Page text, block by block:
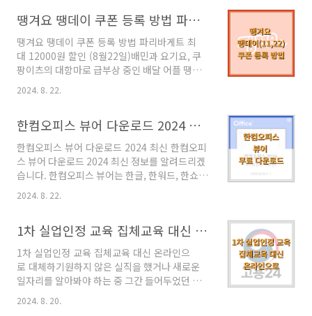
킨 감독이었습니다. 2017년과 비슷한 전력으로
2024년 시즌 1위를 독주하고 있는데요. 한국시
리즈 무패의 ..
다. 수능디데이 수능원서접수기간1. 2025 수
능디데이 수능 원서 접수 기간 수능일은 2024
년 11월 14일 목요일로 지금시간 기준 2개월22
일 남았습니다. 83일 남았기 때문에 수험생들의
마지막 체력관리와 요점정리가 매우 중요한 시기
입니다. 수능 원서 접수 기간 안내수능 원서 접수
일간입니다. 수능 원서 접수 시간은 매일 오전9
시부터 오후 5시까지 입니다. 이 기간 이..
땡겨요 땡데이 쿠폰 등록 방법 파리바게트 최대 12000원 할인 (8월22일)
땡겨요 땡데이 쿠폰 등록 방법 파리바게트 최
대 12000원 할인 (8월22일)배민과 요기요, 쿠
팡이츠의 대항마로 급부상 중인 배달 어플 땡겨
요는 매달 11일과 22일 땡데이에 할인쿠폰을 뿌
리고 있습니다. 내가 좋아하는 매장의 할인 쿠폰
용합니다. 땡겨요 땡게이 쿠폰 등록 방법 파리바
게트 최대 12000원 할인 방법에 대해서 알아보
겠습니다. 목차 1. 땡겨요 땡데이 할인쿠폰 2.
땡겨요 땡데이 쿠폰 등록 방법 (최대할인) 땡
겨요 땡데이 쿠폰 등록 방법1. 땡겨요 땡데이 할
인쿠폰 땡겨요 어플에서 지원하는 땡데이 할인쿠
체에서 할인 쿠폰을 지원해 줍니다. 이번달 11일
에는 자담치킨 할인쿠폰이, 오늘..
2024. 8. 22.
한컴오피스 뷰어 다운로드 2024 최신
한컴오피스 뷰어 다운로드 2024 최신 한컴오피
스 뷰어 다운로드 2024 최신 정보를 알려드리겠
습니다. 한컴오피스 뷰어는 한글, 한워드, 한쇼,
한셀, 한PDF 등의 문서를 읽어 올 수 있는 뷰어로
한글과 컴퓨터에서 제공하고 있는 무료 소프트웨
을 열 수 있으니 필요하신 분은 아래 내용을 참고
하시기 바랍니다. 한컴오피스 뷰어 다운로드
PC/모바일 모두 설치가 가능하며, 맥북과 윈도
우도 별도로 설치가 가능합니다.권장사항은 크
롬/엣지/웨일 브러우저 사용을 권장하고 있습니
다. 한컴오피스 뷰어 다운로드는 이곳을 클릭하
2024. 8. 22.
1차 실업인정 교육 집체교육 대신 온라인으로 대체하기
1차 실업인정 교육 집체교육 대신 온라인으
로 대체하기원하지 않은 실직을 했거나 새로운
일자리를 알아봐야 하는 중 그간 들어두었던 고
용보험을 통해서 구직급여를 신청할 수 있습니
다. 구직급여 1차 실업인정 교육 집체교육 대신
2024. 8. 20.